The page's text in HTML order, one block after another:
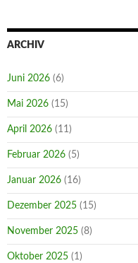
ARCHIV
Juni 2026 (6)
Mai 2026 (15)
April 2026 (11)
Februar 2026 (5)
Januar 2026 (16)
Dezember 2025 (15)
November 2025 (8)
Oktober 2025 (1)